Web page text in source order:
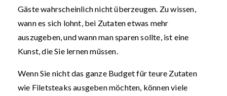
Gäste wahrscheinlich nicht überzeugen. Zu wissen,
wann es sich lohnt, bei Zutaten etwas mehr
auszugeben, und wann man sparen sollte, ist eine
Kunst, die Sie lernen müssen.
Wenn Sie nicht das ganze Budget für teure Zutaten
wie Filetsteaks ausgeben möchten, können viele